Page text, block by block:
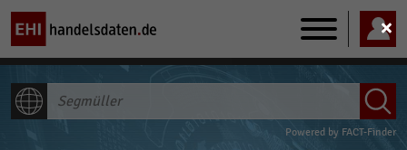
Main
navigation
Powered by FACT-Finder